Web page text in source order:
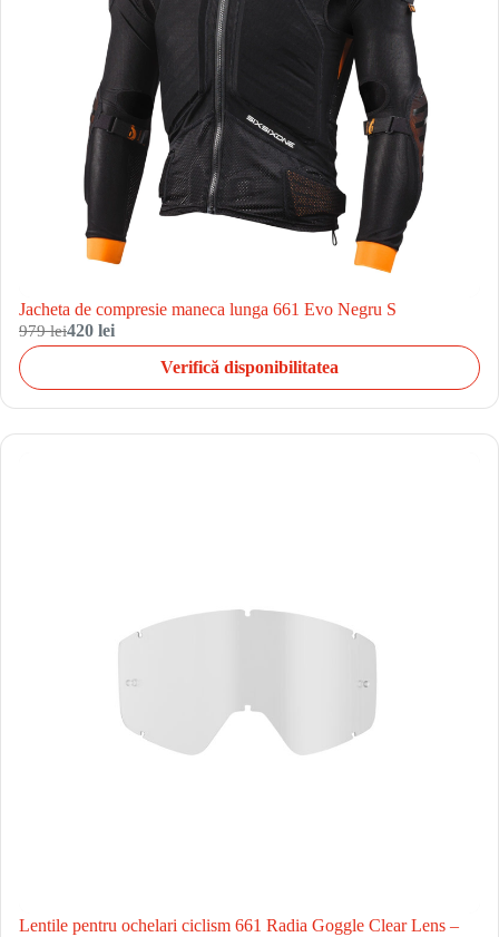
Jacheta de compresie maneca lunga 661 Evo Negru S
979 lei420 lei
Verifică disponibilitatea
Lentile pentru ochelari ciclism 661 Radia Goggle Clear Lens –